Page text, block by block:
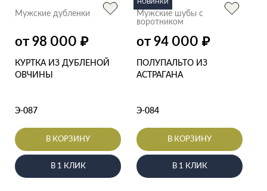
Мужские дубленки
от 98 000 ₽
КУРТКА ИЗ ДУБЛЕНОЙ
ОВЧИНЫ
Э-087
В КОРЗИНУ
В 1 КЛИК
НОВИНКИ
Мужские шубы с
воротником
от 94 000 ₽
ПОЛУПАЛЬТО ИЗ
АСТРАГАНА
Э-084
В КОРЗИНУ
В 1 КЛИК